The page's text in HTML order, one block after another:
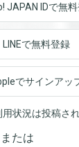
覧すること
できます。
録すると回
JAPAN IDで無
LINEで無料登録
でサインアッ
状況は投稿さ
または